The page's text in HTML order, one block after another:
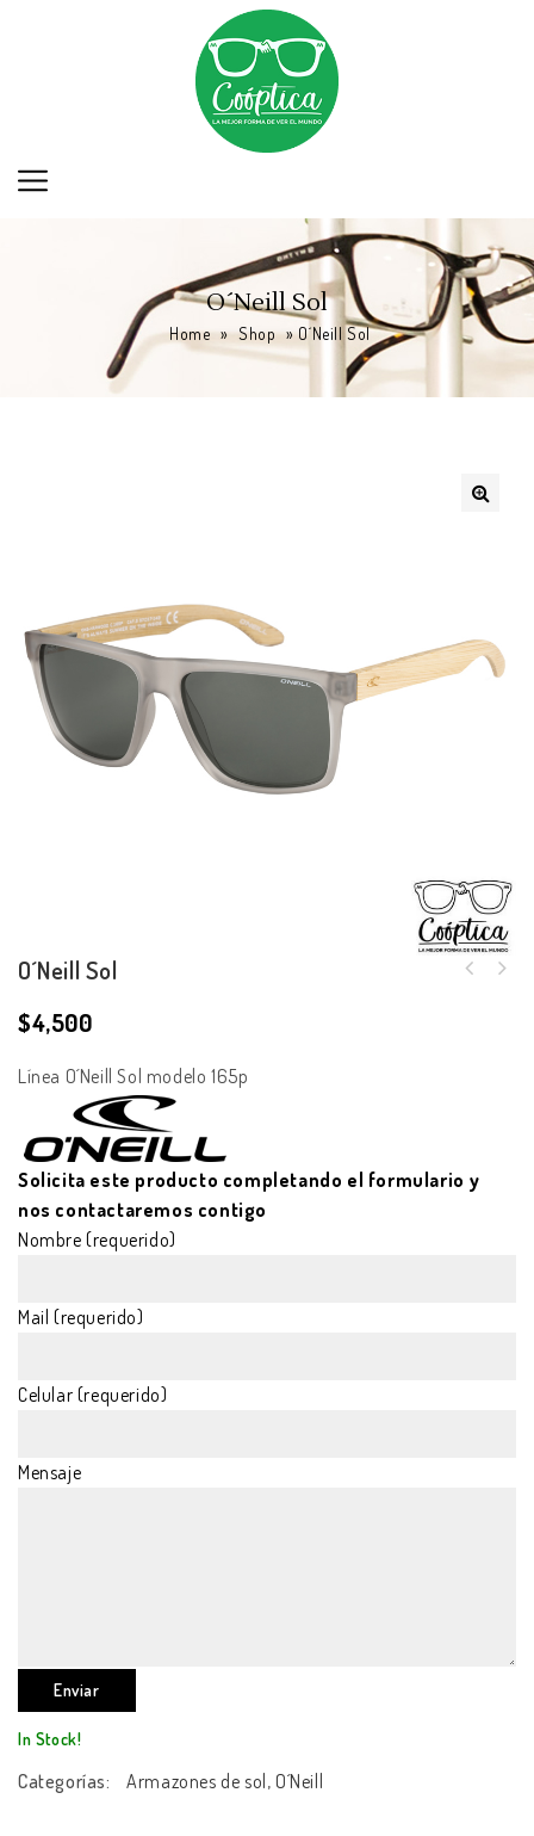
O´Neill Sol
Home » Shop »O´Neill Sol
O´Neill Sol
$4,500
Línea O´Neill Sol modelo 165p
Solicita este producto completando el formulario y
nos contactaremos contigo
Nombre (requerido)
Mail (requerido)
Celular (requerido)
Mensaje
In Stock!
Categorías: Armazones de sol, O´Neill